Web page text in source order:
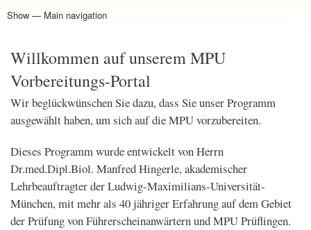
Main
Show — Main navigation
Willkommen auf unserem MPU
Vorbereitungs-Portal
Wir beglückwünschen Sie dazu, dass Sie unser Programm
ausgewählt haben, um sich auf die MPU vorzubereiten.
Dieses Programm wurde entwickelt von Herrn
Dr.med.Dipl.Biol. Manfred Hingerle, akademischer
Lehrbeauftragter der Ludwig-Maximilians-Universität-
München, mit mehr als 40 jähriger Erfahrung auf dem Gebiet
der Prüfung von Führerscheinanwärtern und MPU Prüflingen.